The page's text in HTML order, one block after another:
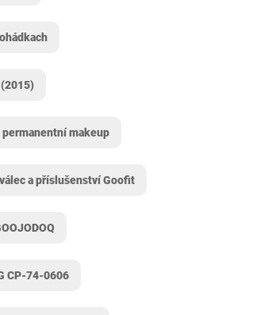
makeup
a příslušenství Goofit
CP-74-0606